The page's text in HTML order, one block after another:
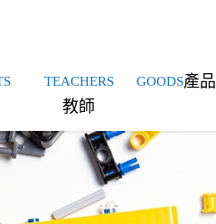
TEACHERS
教師
GOODS產品